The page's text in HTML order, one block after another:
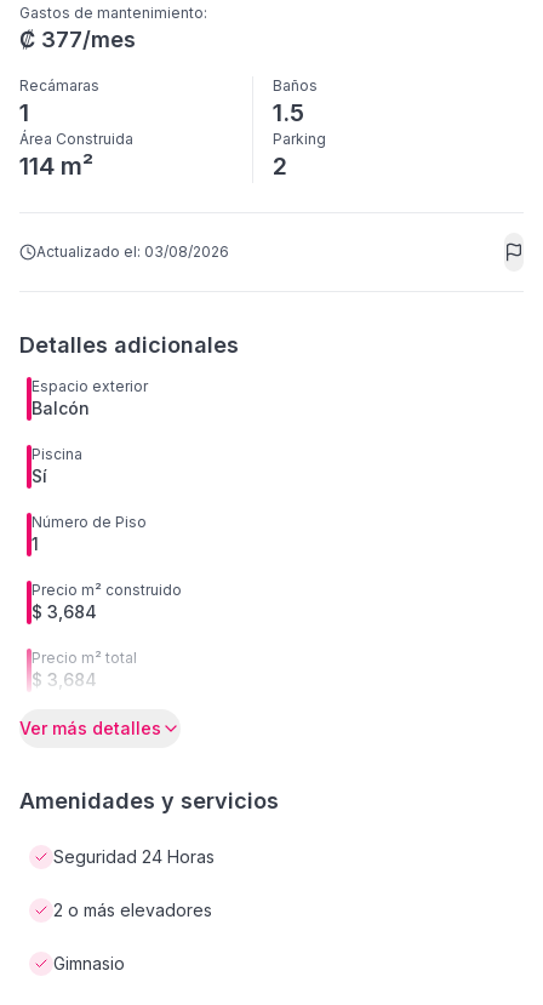
Gastos de mantenimiento:
₡ 377/mes
Recámaras
1
Baños
1.5
Área Construida
114 m²
Parking
2
Actualizado el: 03/08/2026
Detalles adicionales
Espacio exterior
Balcón
Piscina
Sí
Número de Piso
1
Precio m² construido
$ 3,684
Precio m² total
$ 3,684
Ver más detalles
Amenidades y servicios
Seguridad 24 Horas
2 o más elevadores
Gimnasio